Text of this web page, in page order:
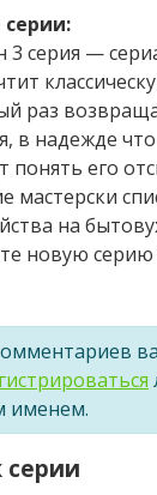
серии:
3 серия —
раз
в надежде что
понять его
мастерски
на
новую
именем.
серии